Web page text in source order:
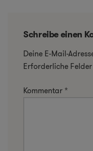
Schreibe einen
Deine E-Mail-
Erforderliche
Kommentar *